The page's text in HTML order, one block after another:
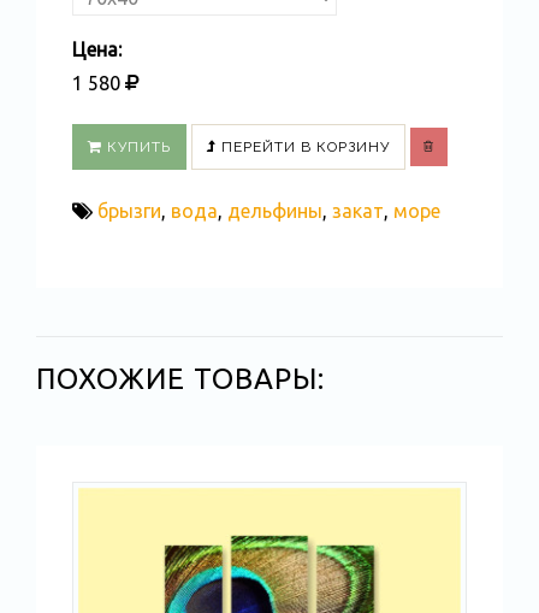
Цена:
1 580
КУПИТЬ ПЕРЕЙТИ В КОРЗИНУ
брызги, вода, дельфины, закат, море
ПОХОЖИЕ ТОВАРЫ: